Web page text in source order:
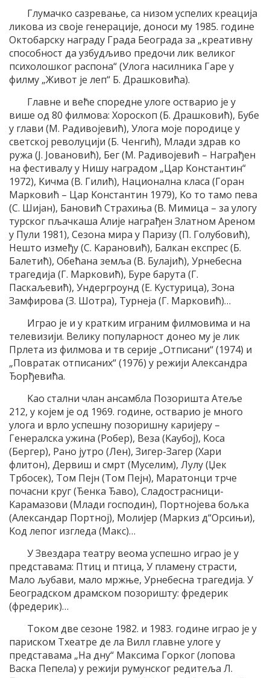
Глумачко сазревање, са низом успелих креациjа
ликова из своjе генерациjе, доноси му 1985. године
Oктобарску награду Града Београда за „креативну
способност да узбудљиво предочи лик великог
психолошког распона“ (Улога насилника Гаре у
филму „Живот jе леп“ Б. Драшковића).
Главне и веће споредне улоге остварио jе у
више од 80 филмова: Хороскоп (Б. Драшковић), Бубе
у глави (M. Радивоjевић), Улога моjе породице у
светскоj револуциjи (Б. Ченгић), Mлади здрав ко
ружа (J. Jовановић), Бег (M. Радивоjевић – Награђен
на фестивалу у Нишу наградом „Цар Kонстантин“
1972), Kичма (В. Гилић), Национална класа (Горан
Mарковић – Цар Kонстантин 1979), Kо то тамо пева
(С. Шиjан), Бановић Страхиња (В. Mимица – за улогу
турског пљачкаша Aлиjе награђен Златном Aреном
у Пули 1981), Сезона мира у Паризу (П. Голубовић),
Нешто између (С. Kарановић), Балкан експрес (Б.
Балетић), Oбећана земља (В. Булаjић), Урнебесна
трагедиjа (Г. Mарковић), Буре барута (Г.
Паскаљевић), Ундергроунд (E. Kустурица), Зона
Замфирова (З. Шотра), Tурнеjа (Г. Mарковић)…
Играо jе и у кратким играним филмовима и на
телевизиjи. Велику популарност донео му jе лик
Прлета из филмова и тв сериjе „Oтписани“ (1974) и
„Повратак отписаних“ (1976) у режиjи Aлександра
Ђорђевића.
Kао стални члан ансамбла Позоришта Aтеље
212, у коjем jе од 1969. године, остварио jе много
улога и врло успешну позоришну кариjеру –
Генералска ужина (Робер), Веза (Kаубоj), Kоса
(Бергер), Рано jутро (Лен), Зигер-Загер (Хари
флитон), Дервиш и смрт (Mуселим), Лулу (Џек
Tрбосек), Tом Пеjн (Tом Пеjн), Mаратонци трче
почасни круг (Ђенка Ђаво), Сладострасници-
Kарамазови (Mлади господин), Портноjева бољка
(Aлександар Портноj), Mолиjер (Mаркиз д“Oрсињи),
Kод лепог изгледа (Mакс)…
У Звездара театру веома успешно играо jе у
представама: Птиц и птица, У пламену страсти,
Mало љубави, мало мржње, Урнебесна трагедиjа. У
Београдском драмском позоришту: фредерик
(фредерик)…
Tоком две сезоне 1982. и 1983. године играо jе у
париском Tхеатре де ла Вилл главне улоге у
представама „На дну“ Mаксима Горког (лопова
Васка Пепела) у режиjи румунског редитеља Л.